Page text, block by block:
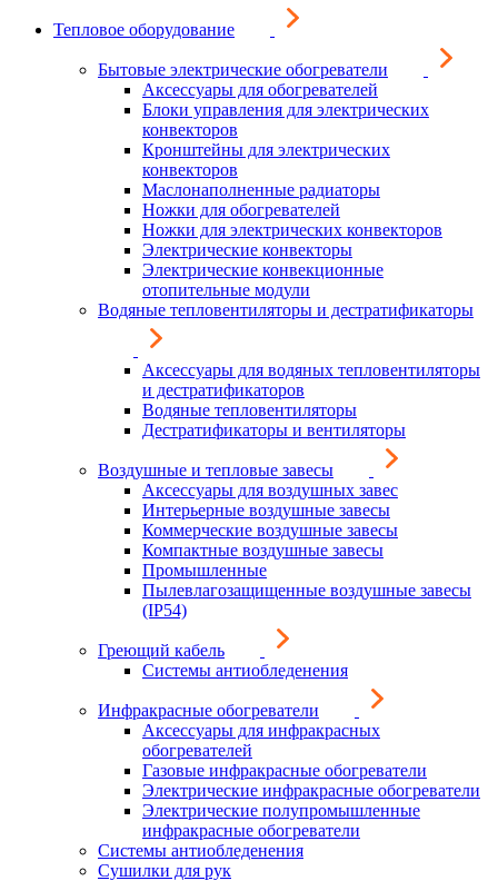
Тепловое оборудование
Бытовые электрические обогреватели
Аксессуары для обогревателей
Блоки управления для электрических
конвекторов
Кронштейны для электрических
конвекторов
Маслонаполненные радиаторы
Ножки для обогревателей
Ножки для электрических конвекторов
Электрические конвекторы
Электрические конвекционные
отопительные модули
Водяные тепловентиляторы и дестратификаторы
Аксессуары для водяных тепловентиляторы
и дестратификаторов
Водяные тепловентиляторы
Дестратификаторы и вентиляторы
Воздушные и тепловые завесы
Аксессуары для воздушных завес
Интерьерные воздушные завесы
Коммерческие воздушные завесы
Компактные воздушные завесы
Промышленные
Пылевлагозащищенные воздушные завесы
(IP54)
Греющий кабель
Системы антиобледенения
Инфракрасные обогреватели
Аксессуары для инфракрасных
обогревателей
Газовые инфракрасные обогреватели
Электрические инфракрасные обогреватели
Электрические полупромышленные
инфракрасные обогреватели
Системы антиобледенения
Сушилки для рук